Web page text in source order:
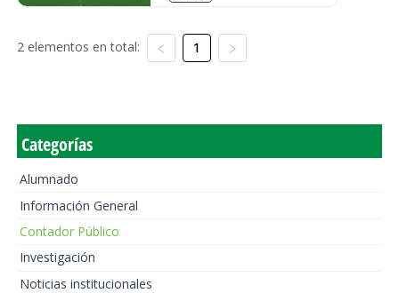
2 elementos en total: 1
Categorías
Alumnado
Información General
Contador Público
Investigación
Noticias institucionales